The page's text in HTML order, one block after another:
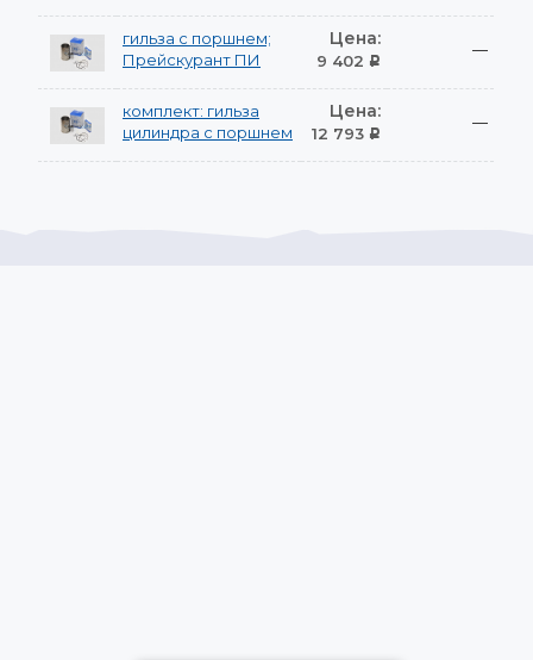
гильза с поршнем;
Прейскурант ПИ
Цена:
9 402 Р
—
комплект: гильза
цилиндра с поршнем
Цена:
12 793 Р
—